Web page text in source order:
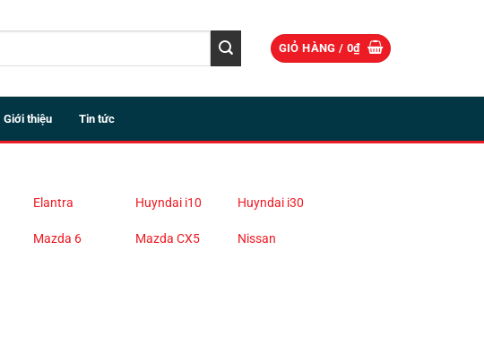
GIỎ HÀNG / 0₫
Giới thiệu Tin tức
Elantra Huyndai i10 Huyndai i30
Mazda 6 Mazda CX5 Nissan